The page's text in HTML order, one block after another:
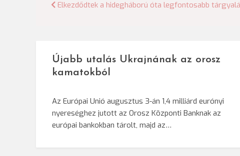
Bejegyzés
Elkezdődtek a hidegháború óta legfontosabb
Újabb utalás Ukrajnának az orosz
kamatokból
Az Európai Unió augusztus 3-án 1,4 milliárd eurónyi
nyereséghez jutott az Orosz Központi Banknak az
európai bankokban tárolt, majd az…